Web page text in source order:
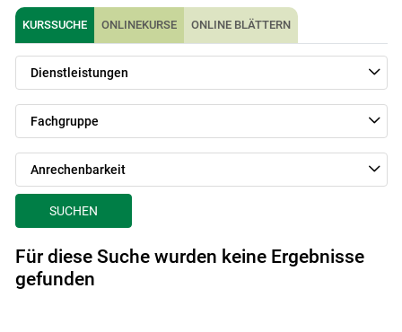
KURSSUCHE ONLINEKURSE ONLINE BLÄTTERN
Dienstleistungen
Fachgruppe
Anrechenbarkeit
SUCHEN
Für diese Suche wurden keine Ergebnisse
gefunden